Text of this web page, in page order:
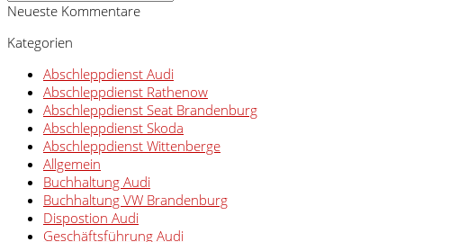
Neueste Kommentare
Kategorien
Abschleppdienst Audi
Abschleppdienst Rathenow
Abschleppdienst Seat Brandenburg
Abschleppdienst Skoda
Abschleppdienst Wittenberge
Allgemein
Buchhaltung Audi
Buchhaltung VW Brandenburg
Dispostion Audi
Geschäftsführung Audi